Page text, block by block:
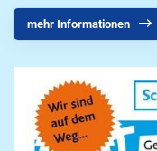
mehr Informationen
mobile
Freizeit